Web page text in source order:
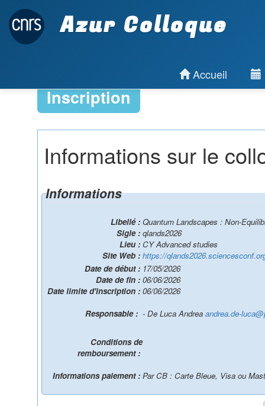
Azur Colloque
Accueil
Inscription
Informations sur le
Informations
Libellé : Quantum Landscapes : Non-
Sigle : qlands2026
Lieu : CY Advanced studies
Site Web : https://
Date de début : 17/05/2026
Date de fin : 06/06/2026
Date limite d'inscription : 06/06/2026
- De Luca Andrea andrea.de-
Conditions de
remboursement :
Informations paiement : Par CB : Carte Bleue, Visa ou